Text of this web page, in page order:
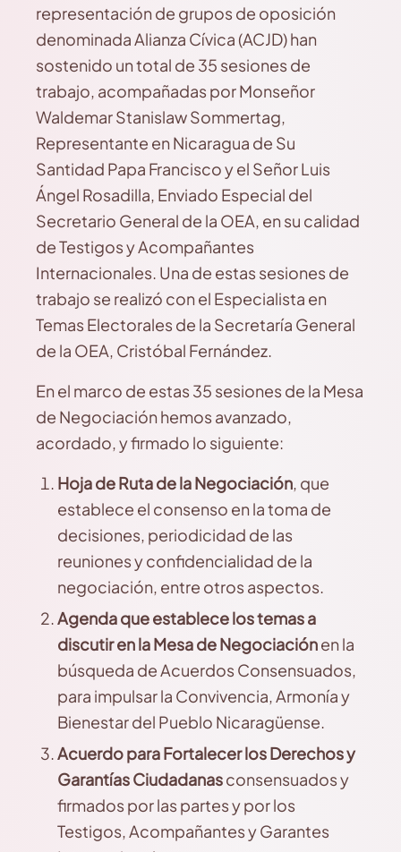
representación de grupos de oposición
denominada Alianza Cívica (ACJD) han
sostenido un total de 35 sesiones de
trabajo, acompañadas por Monseñor
Waldemar Stanislaw Sommertag,
Representante en Nicaragua de Su
Santidad Papa Francisco y el Señor Luis
Ángel Rosadilla, Enviado Especial del
Secretario General de la OEA, en su calidad
de Testigos y Acompañantes
Internacionales. Una de estas sesiones de
trabajo se realizó con el Especialista en
Temas Electorales de la Secretaría General
de la OEA, Cristóbal Fernández.
En el marco de estas 35 sesiones de la Mesa
de Negociación hemos avanzado,
acordado, y firmado lo siguiente:
Hoja de Ruta de la Negociación, que
establece el consenso en la toma de
decisiones, periodicidad de las
reuniones y confidencialidad de la
negociación, entre otros aspectos.
Agenda que establece los temas a
discutiren la Mesa de Negociaciónen la
búsqueda de Acuerdos Consensuados,
para impulsar la Convivencia, Armonía y
Bienestar del Pueblo Nicaragüense.
Acuerdo para Fortalecer los Derechos y
Garantías Ciudadanasconsensuados y
firmados por las partes y por los
Testigos, Acompañantes y Garantes